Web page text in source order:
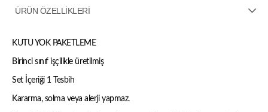
ÜRÜN ÖZELLIKLERI
KUTU YOK PAKETLEME
Birinci sınıf işçilikle üretilmiş
Set İçeriği 1 Tesbih
Kararma, solma veya alerji yapmaz.